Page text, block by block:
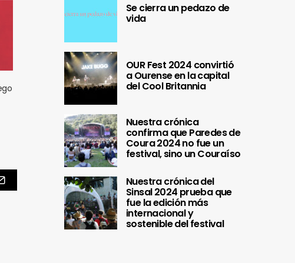
Se cierra un pedazo de
vida
OUR Fest 2024 convirtió
a Ourense en la capital
del Cool Britannia
Nuestra crónica
confirma que Paredes de
Coura 2024 no fue un
festival, sino un Couraíso
Nuestra crónica del
Sinsal 2024 prueba que
fue la edición más
internacional y
sostenible del festival